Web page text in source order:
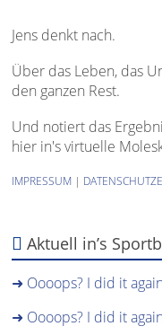
Jens denkt nach.
Über das Leben, das
den ganzen Rest.
Und notiert das
hier in's virtuelle
IMPRESSUM |
Aktuell in’s
➜ Oooops? I did it
➜ Oooops? I did it